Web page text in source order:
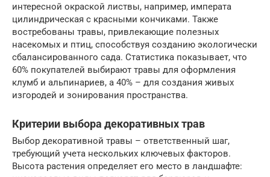
интересной окраской листвы, например, императа
цилиндрическая с красными кончиками. Также
востребованы травы, привлекающие полезных
насекомых и птиц, способствуя созданию экологически
сбалансированного сада. Статистика показывает, что
60% покупателей выбирают травы для оформления
клумб и альпинариев, а 40% – для создания живых
изгородей и зонирования пространства.
Критерии выбора декоративных трав
Выбор декоративной травы – ответственный шаг,
требующий учета нескольких ключевых факторов.
Высота растения определяет его место в ландшафте: